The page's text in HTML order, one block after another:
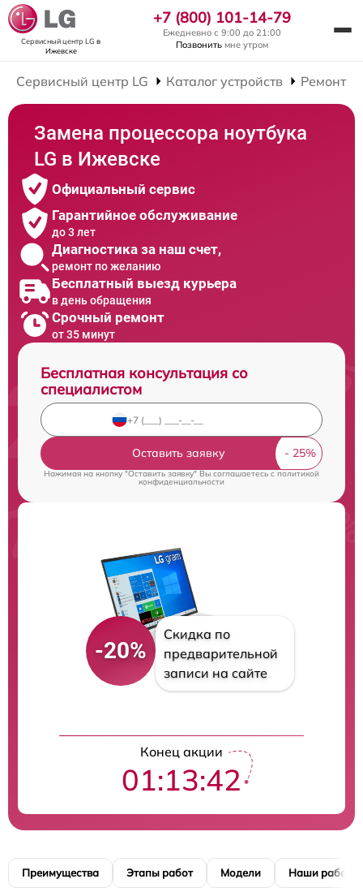
Сервисный центр LG в
Ижевске
+7 (800) 101-14-79
Ежедневно с 9:00 до 21:00
Позвонить мне утром
Сервисный центр LG Каталог устройств Ремонт
Замена процессора ноутбука
LG в Ижевске
Официальный сервис
Гарантийное обслуживание
до 3 лет
Диагностика за наш счет,
ремонт по желанию
Бесплатный выезд курьера
в день обращения
Срочный ремонт
от 35 минут
Бесплатная консультация со
специалистом
Оставить заявку
Нажимая на кнопку "Оставить заявку" Вы соглашаетесь cполитикой
конфиденциальности
-20%
Скидка по
предварительной
записи на сайте
Конец акции
01:13:42
Преимущества Этапы работ Модели Наши работы